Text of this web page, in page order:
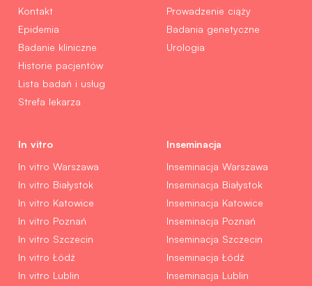
Kontakt
Epidemia
Badanie kliniczne
Historie pacjentów
Lista badań i usług
Strefa lekarza
Prowadzenie ciąży
Badania genetyczne
Urologia
In vitro
In vitro Warszawa
In vitro Białystok
In vitro Katowice
In vitro Poznań
In vitro Szczecin
In vitro Łódź
In vitro Lublin
Inseminacja
Inseminacja Warszawa
Inseminacja Białystok
Inseminacja Katowice
Inseminacja Poznań
Inseminacja Szczecin
Inseminacja Łódź
Inseminacja Lublin